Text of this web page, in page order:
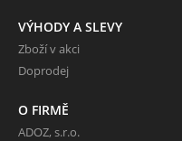
VÝHODY A SLEVY
Zboží v akci
Doprodej
O FIRMĚ
ADOZ, s.r.o.